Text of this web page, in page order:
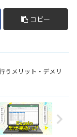
コピー
うメリット・デメリ